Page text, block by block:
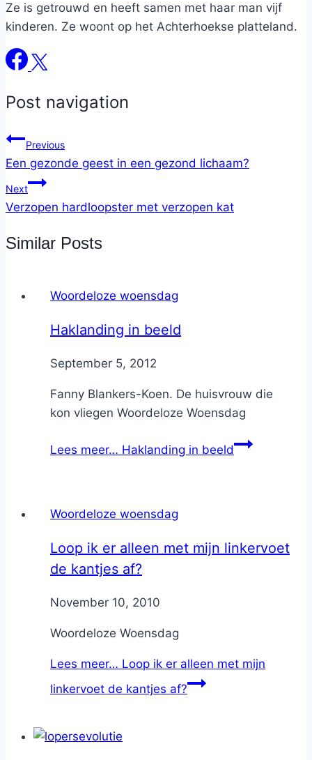
Ze is getrouwd en heeft samen met haar man vijf
kinderen. Ze woont op het Achterhoekse platteland.
Post navigation
Previous
Een gezonde geest in een gezond lichaam?
Next
Verzopen hardloopster met verzopen kat
Similar Posts
Woordeloze woensdag
Haklanding in beeld
ByNicole
September 5, 2012
Fanny Blankers-Koen. De huisvrouw die
kon vliegen Woordeloze Woensdag
Lees meer… Haklanding in beeld
Woordeloze woensdag
Loop ik er alleen met mijn linkervoet
de kantjes af?
ByNicole
November 10, 2010
Woordeloze Woensdag
Lees meer… Loop ik er alleen met mijn
linkervoet de kantjes af?